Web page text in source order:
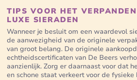
TIPS VOOR HET
LUXE SIERADEN
Wanneer je besluit om een waardevol
de aanwezigheid van de originele
van groot belang. De originele
echtheidscertificaten van De Beers
aanzienlijk. Zorg er daarnaast voor dat
en schone staat verkeert voor de